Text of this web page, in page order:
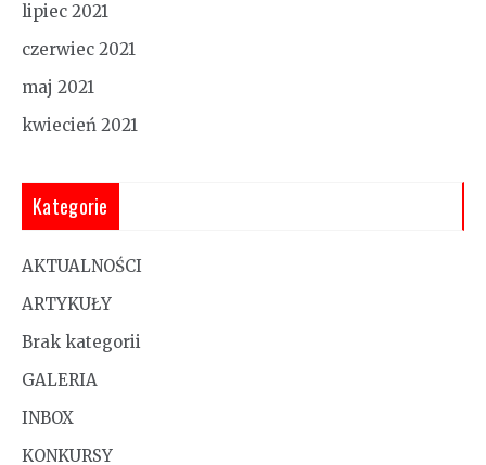
lipiec 2021
czerwiec 2021
maj 2021
kwiecień 2021
Kategorie
AKTUALNOŚCI
ARTYKUŁY
Brak kategorii
GALERIA
INBOX
KONKURSY